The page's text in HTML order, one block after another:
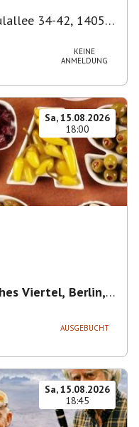
34-42, 14055
KEINE
ANMELDUNG
Sa, 15.08.2026
18:00
Viertel, Berlin,
AUSGEBUCHT
Sa, 15.08.2026
18:45